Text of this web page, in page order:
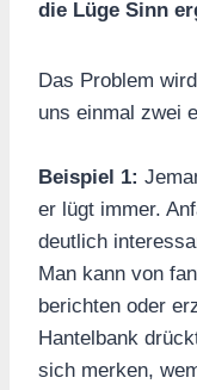
die Lüge Sinn
Das Problem
uns einmal zwei
Beispiel 1:
er lügt immer.
deutlich
Man kann von
berichten oder
Hantelbank
sich merken,